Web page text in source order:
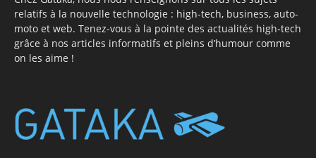
relatifs à la nouvelle technologie : high-tech, business, auto-
moto et web. Tenez-vous à la pointe des actualités high-tech
grâce à nos articles informatifs et pleins d’humour comme
on les aime !